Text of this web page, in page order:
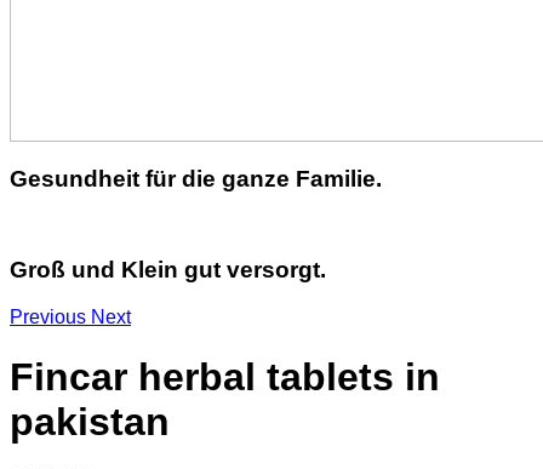
Gesundheit für die ganze Familie.
Groß und Klein gut versorgt.
Previous Next
Fincar herbal tablets in
pakistan